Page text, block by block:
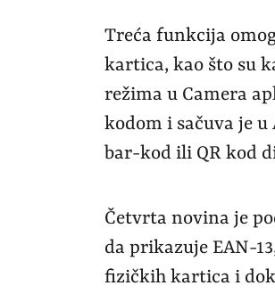
Treća funkcija
kartica, kao što su
režima u Camera
kodom i sačuva je
bar-kod ili QR kod
Četvrta novina je
da prikazuje EAN-
fizičkih kartica i